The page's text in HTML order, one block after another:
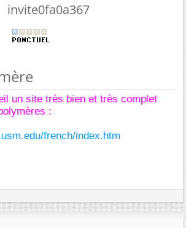
invite0fa0a367
un site très bien et très complet
:
french/index.htm